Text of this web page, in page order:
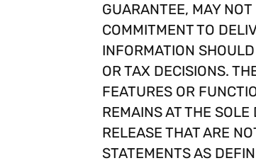
GUARANTEE, MAY
COMMITMENT TO
INFORMATION
OR TAX DECISIONS.
FEATURES OR
REMAINS AT THE
RELEASE THAT ARE
STATEMENTS AS